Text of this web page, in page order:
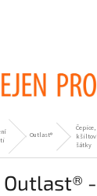
Outlast®
Čepice,
šátky
Outlast®